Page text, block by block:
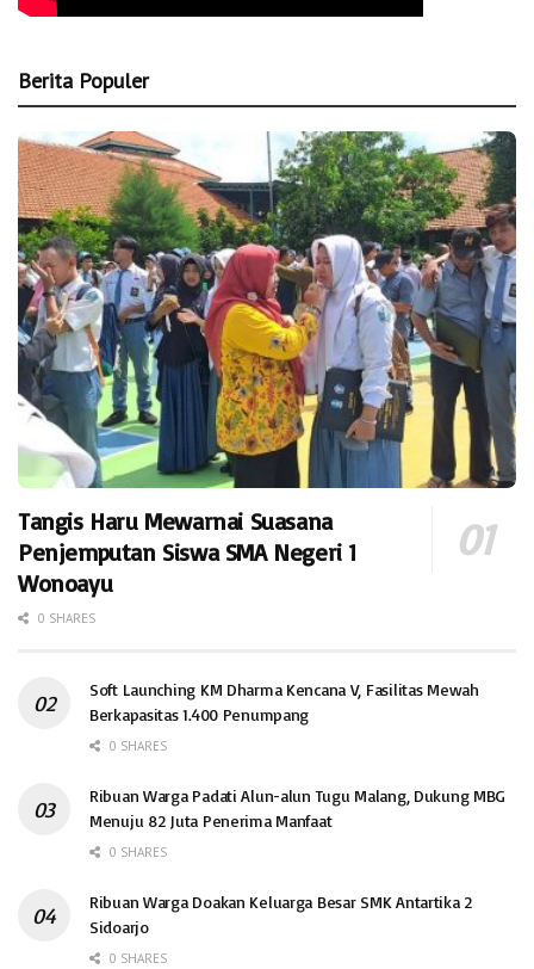
Berita Populer
Tangis Haru Mewarnai Suasana
Penjemputan Siswa SMA Negeri 1
Wonoayu
0 SHARES
Soft Launching KM Dharma Kencana V, Fasilitas Mewah
Berkapasitas 1.400 Penumpang
0 SHARES
Ribuan Warga Padati Alun-alun Tugu Malang, Dukung MBG
Menuju 82 Juta Penerima Manfaat
0 SHARES
Ribuan Warga Doakan Keluarga Besar SMK Antartika 2
Sidoarjo
0 SHARES